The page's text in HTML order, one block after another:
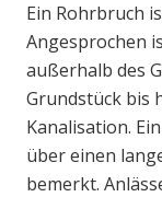
Ein Rohrbruch
Angesprochen
außerhalb des
Grundstück bis
Kanalisation.
über einen
bemerkt.